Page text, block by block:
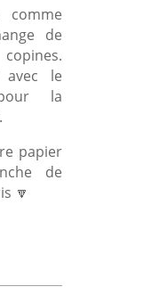
comme
de
avec le
la
papier
de
🔽